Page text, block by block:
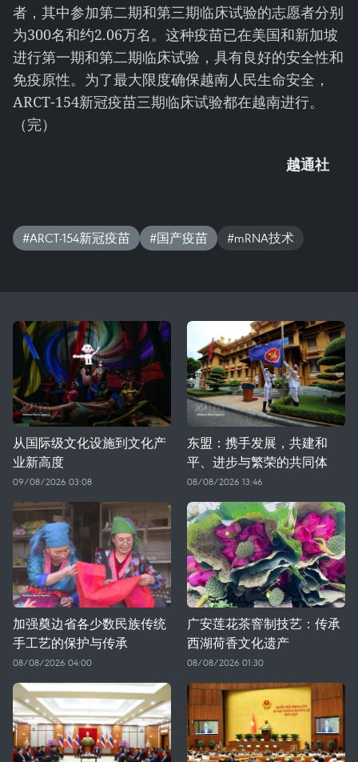
者，其中参加第二期和第三期临床试验的志愿者分别
为300名和约2.06万名。这种疫苗已在美国和新加坡
进行第一期和第二期临床试验，具有良好的安全性和
免疫原性。为了最大限度确保越南人民生命安全，
ARCT-154新冠疫苗三期临床试验都在越南进行。
（完）
越通社
#ARCT-154新冠疫苗 #国产疫苗 #mRNA技术
从国际级文化设施到文化产
业新高度
09/08/2026 03:08
东盟：携手发展，共建和
平、进步与繁荣的共同体
08/08/2026 13:46
加强奠边省各少数民族传统
手工艺的保护与传承
08/08/2026 04:00
广安莲花茶窨制技艺：传承
西湖荷香文化遗产
08/08/2026 01:30